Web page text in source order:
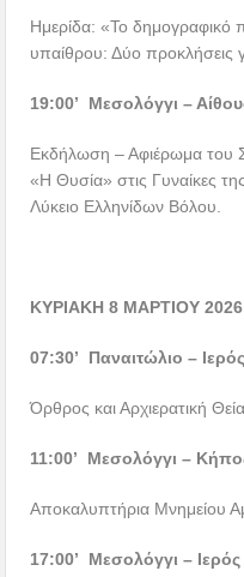
Ημερίδα: «Το δημογραφικό
υπαίθρου: Δύο προκλήσεις
19:00’ Μεσολόγγι –
Εκδήλωση – Αφιέρωμα του
«Η Θυσία» στις Γυναίκες
Λύκειο Ελληνίδων Βόλου.
ΚΥΡΙΑΚΗ 8 ΜΑΡΤΙΟΥ 2026
07:30’ Παναιτώλιο –
Όρθρος και Αρχιερατική
11:00’ Μεσολόγγι –
Αποκαλυπτήρια Μνημείου
17:00’ Μεσολόγγι –